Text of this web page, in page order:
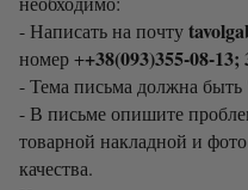
- Написать на почту
номер ++38(093)355-08-13;
- Тема письма должна быть
- В письме опишите
товарной накладной и
качества.